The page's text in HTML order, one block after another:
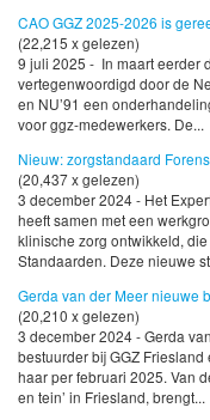
CAO GGZ 2025-2026 is
(22,215 x gelezen)
9 juli 2025 - In maart eerder
vertegenwoordigd door de
en NU’91 een
voor ggz-medewerkers. De...
Nieuw: zorgstandaard
(20,437 x gelezen)
3 december 2024 - Het
heeft samen met een
klinische zorg ontwikkeld,
Standaarden. Deze nieuwe
Gerda van der Meer nieuwe
(20,210 x gelezen)
3 december 2024 - Gerda
bestuurder bij GGZ
haar per februari 2025. Van
en tein’ in Friesland, brengt...